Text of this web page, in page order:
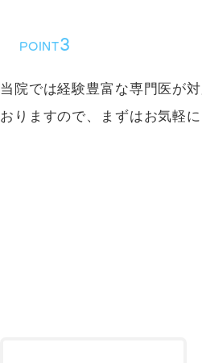
POINT3
当院では経験豊富な専門医が
おりますので、まずはお気軽に